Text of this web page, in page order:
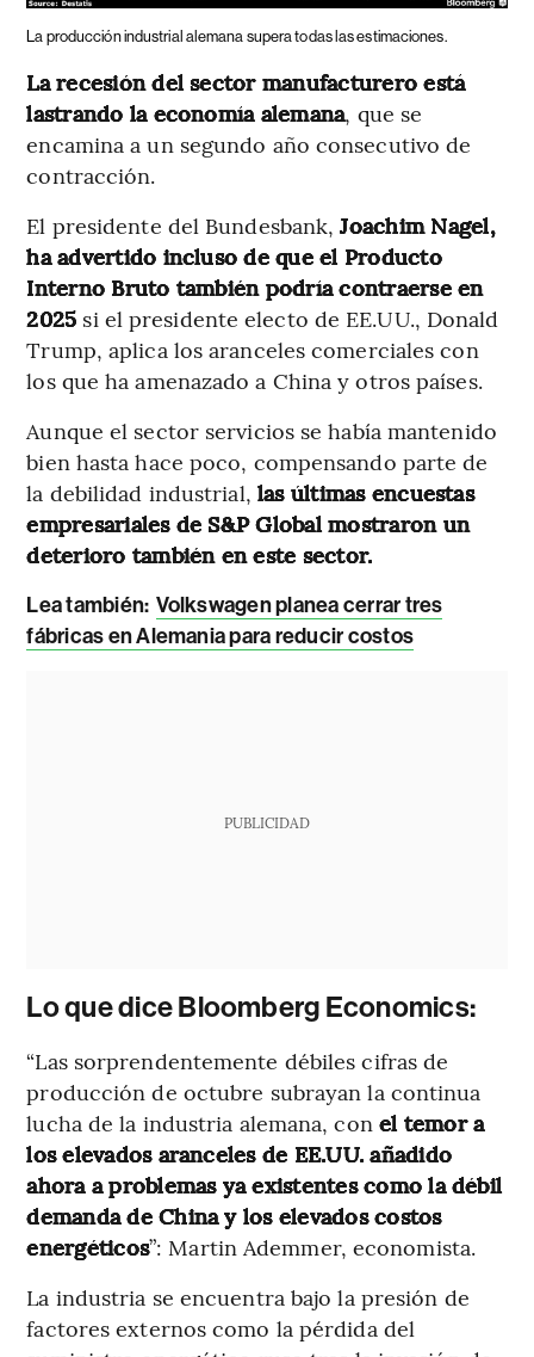
La producción industrial alemana supera todas las estimaciones.
La recesión del sector manufacturero está
lastrando la economía alemana, que se
encamina a un segundo año consecutivo de
contracción.
El presidente del Bundesbank,Joachim Nagel,
ha advertido incluso de que el Producto
Interno Bruto también podría contraerse en
2025 si el presidente electo de EE.UU., Donald
Trump, aplica los aranceles comerciales con
los que ha amenazado a China y otros países.
Aunque el sector servicios se había mantenido
bien hasta hace poco, compensando parte de
la debilidad industrial, las últimas encuestas
empresariales de S&P Global mostraron un
deterioro también en este sector.
Lea también: Volkswagen planea cerrar tres
fábricas en Alemania para reducir costos
PUBLICIDAD
Lo que dice Bloomberg Economics:
“Las sorprendentemente débiles cifras de
producción de octubre subrayan la continua
lucha de la industria alemana, con el temor a
los elevados aranceles de EE.UU. añadido
ahora a problemas ya existentes como la débil
demanda de China y los elevados costos
energéticos”: Martin Ademmer, economista.
La industria se encuentra bajo la presión de
factores externos como la pérdida del